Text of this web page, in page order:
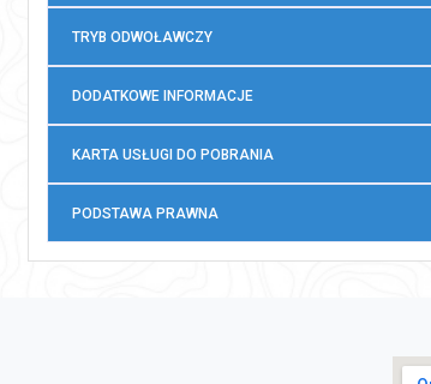
TRYB ODWOŁAWCZY
DODATKOWE INFORMACJE
KARTA USŁUGI DO POBRANIA
PODSTAWA PRAWNA